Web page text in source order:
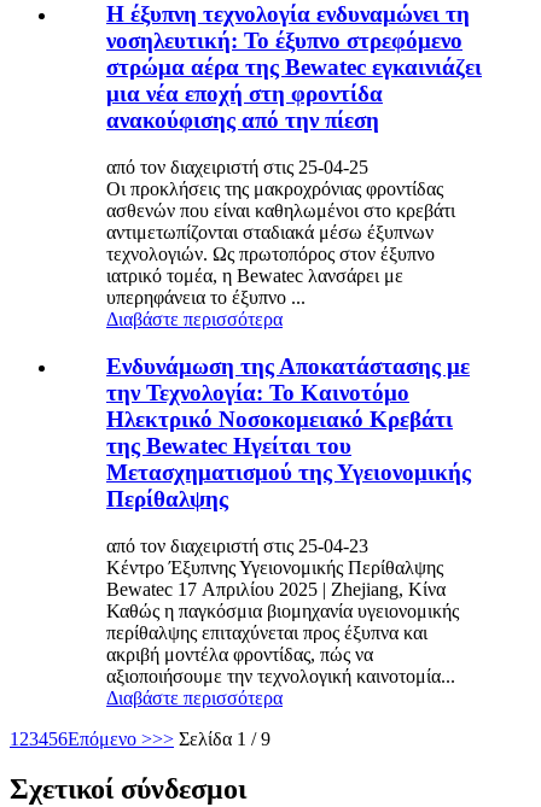
Η έξυπνη τεχνολογία ενδυναμώνει τη
νοσηλευτική: Το έξυπνο στρεφόμενο
στρώμα αέρα της Bewatec εγκαινιάζει
μια νέα εποχή στη φροντίδα
ανακούφισης από την πίεση
από τον διαχειριστή στις 25-04-25
Οι προκλήσεις της μακροχρόνιας φροντίδας
ασθενών που είναι καθηλωμένοι στο κρεβάτι
αντιμετωπίζονται σταδιακά μέσω έξυπνων
τεχνολογιών. Ως πρωτοπόρος στον έξυπνο
ιατρικό τομέα, η Bewatec λανσάρει με
υπερηφάνεια το έξυπνο ...
Διαβάστε περισσότερα
Ενδυνάμωση της Αποκατάστασης με
την Τεχνολογία: Το Καινοτόμο
Ηλεκτρικό Νοσοκομειακό Κρεβάτι
της Bewatec Ηγείται του
Μετασχηματισμού της Υγειονομικής
Περίθαλψης
από τον διαχειριστή στις 25-04-23
Κέντρο Έξυπνης Υγειονομικής Περίθαλψης
Bewatec 17 Απριλίου 2025 | Zhejiang, Κίνα
Καθώς η παγκόσμια βιομηχανία υγειονομικής
περίθαλψης επιταχύνεται προς έξυπνα και
ακριβή μοντέλα φροντίδας, πώς να
αξιοποιήσουμε την τεχνολογική καινοτομία...
Διαβάστε περισσότερα
1 23456Επόμενο >>> Σελίδα 1 / 9
Σχετικοί σύνδεσμοι